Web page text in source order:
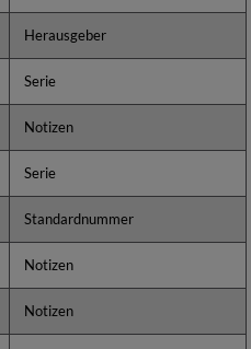
Herausgeber
Serie
Notizen
Serie
Standardnummer
Notizen
Notizen